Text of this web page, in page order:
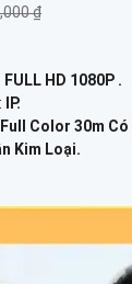
₫
FULL HD 1080P .
IP.
Full Color 30m
Kim Loại.